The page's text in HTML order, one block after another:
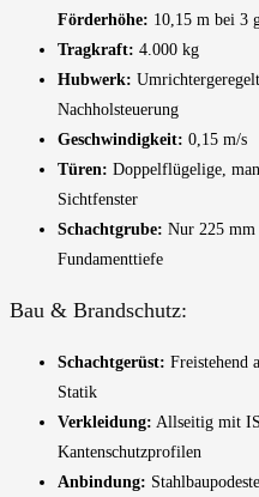
Förderhöhe: 10,15 m bei 3
Tragkraft: 4.000 kg
Hubwerk:
Nachholsteuerung
Geschwindigkeit: 0,15 m/s
Türen: Doppelflügelige,
Sichtfenster
Schachtgrube: Nur 225 mm
Fundamenttiefe
Bau & Brandschutz:
Schachtgerüst: Freistehend
Statik
Verkleidung: Allseitig mit
Kantenschutzprofilen
Anbindung: